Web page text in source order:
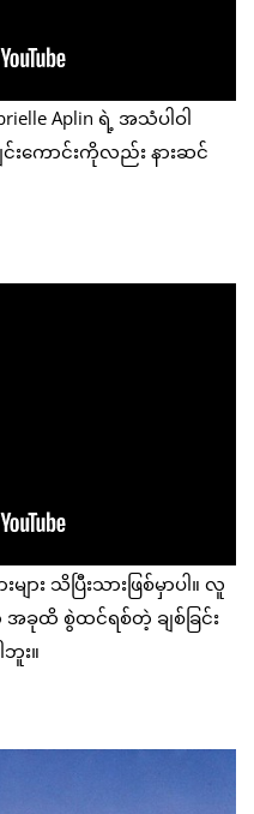
Aplin ရဲ့ အသံပါဝါ
းကောင်းကိုလည်း နားဆင်
ား သိပြီးသားဖြစ်မှာပါ။ လူ
အခုထိ စွဲထင်ရစ်တဲ့ ချစ်ခြင်း
း။